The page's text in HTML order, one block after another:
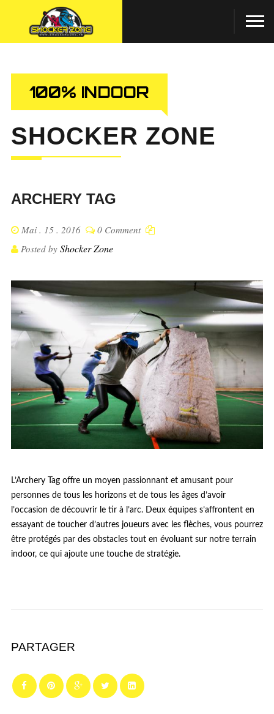
100% INDOOR
SHOCKER ZONE
ARCHERY TAG
Mai . 15 . 2016
0 Comment
Posted by Shocker Zone
L’Archery Tag offre un moyen passionnant et amusant pour
personnes de tous les horizons et de tous les âges d’avoir
l’occasion de découvrir le tir à l’arc. Deux équipes s’affrontent en
essayant de toucher d’autres joueurs avec les flèches, vous pourrez
être protégés par des obstacles tout en évoluant sur notre terrain
indoor, ce qui ajoute une touche de stratégie.
PARTAGER